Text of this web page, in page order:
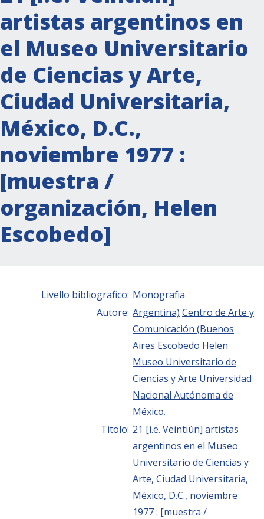
artistas argentinos en
el Museo Universitario
de Ciencias y Arte,
Ciudad Universitaria,
México, D.C.,
noviembre 1977 :
[muestra /
organización, Helen
Escobedo]
Livello bibliografico: Monografia
Autore: Argentina) Centro de Arte y
Comunicación (Buenos
Aires Escobedo Helen
Museo Universitario de
Ciencias y Arte Universidad
Nacional Autónoma de
México.
Titolo: 21 [i.e. Veintiún] artistas
argentinos en el Museo
Universitario de Ciencias y
Arte, Ciudad Universitaria,
México, D.C., noviembre
1977 : [muestra /